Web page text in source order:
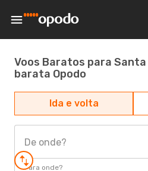
Voos Baratos para Santa
barata Opodo
Ida e volta
De onde?
Para onde?